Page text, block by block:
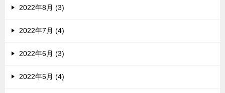
2022年8月 (3)
2022年7月 (4)
2022年6月 (3)
2022年5月 (4)